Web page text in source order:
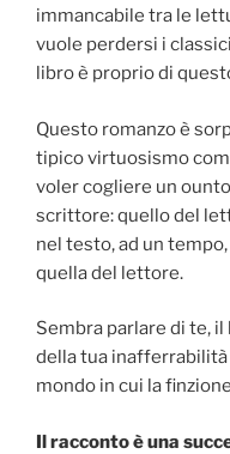
immancabile tra le
vuole perdersi i
libro è proprio di
Questo romanzo è
tipico virtuosismo
voler cogliere un
scrittore: quello del
nel testo, ad un
quella del lettore.
Sembra parlare di te,
della tua
mondo in cui la
Il racconto è una